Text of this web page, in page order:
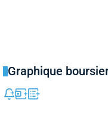
Graphique